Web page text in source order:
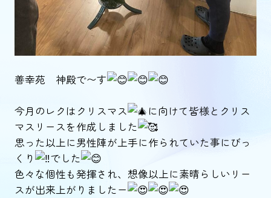
善幸苑 神殿で〜す
今月のレクはクリスマス
に向けて皆様とクリス
マスリースを作成しました
思った以上に男性陣が上手に作られていた事にびっ
くり
でした
色々な個性も発揮され、想像以上に素晴らしいリー
スが出来上がりましたー